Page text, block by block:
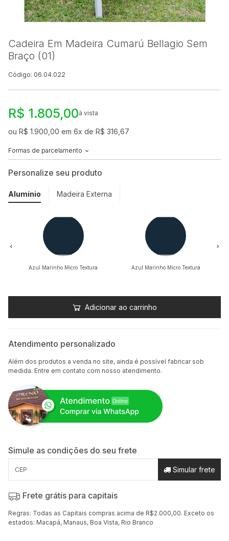
Cadeira Em Madeira Cumarú Bellagio Sem
Braço (01)
Código: 06.04.022
R$ 1.805,00à vista
ou R$ 1.900,00 em 6x de R$ 316,67
Formas de parcelamento
Personalize seu produto
Alumínio Madeira Externa
Azul Marinho Micro Textura Azul Marinho Micro Textura
Adicionar ao carrinho
Atendimento personalizado
Além dos produtos a venda no site, ainda é possível fabricar sob
medida. Entre em contato com nosso atendimento.
Simule as condições do seu frete
Simular frete
Frete grátis para capitais
Regras: Todas as Capitais compras acima de R$2.000,00. Exceto os
estados: Macapá, Manaus, Boa Vista, Rio Branco